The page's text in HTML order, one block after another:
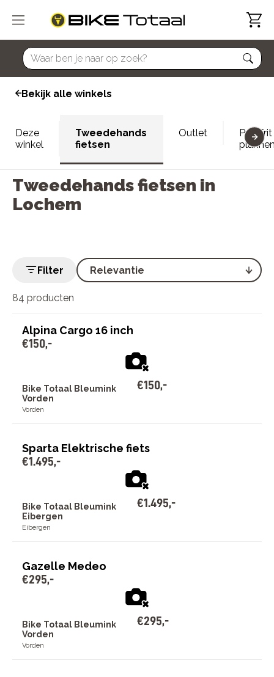
home
Bekijk alle winkels
Deze
winkel
Tweedehands
fietsen
Outlet
Proefrit
Tweedehands fietsen in
Lochem
84 producten
Filter
Alpina Cargo 16 inch
€150,-
Bike Totaal Bleumink
Vorden
Vorden
€150,-
Sparta Elektrische fiets
€1 .495,-
Bike Totaal Bleumink
Eibergen
Eibergen
€1 .495,-
Gazelle Medeo
€295,-
Bike Totaal Bleumink
Vorden
Vorden
€295,-